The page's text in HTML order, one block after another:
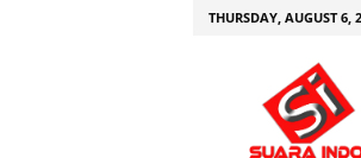
THURSDAY, AUGUST 6,